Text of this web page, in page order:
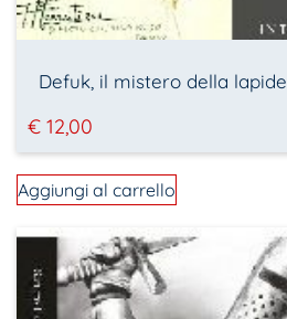
Defuk, il mistero della lapide
€ 12,00
Aggiungi al carrello